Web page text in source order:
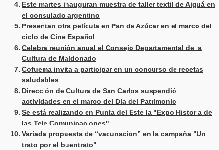
Este martes inauguran muestra de taller textil de Aiguá en
el consulado argentino
Presentan otra película en Pan de Azúcar en el marco del
ciclo de Cine Español
Celebra reunión anual el Consejo Departamental de la
Cultura de Maldonado
Cofuema invita a participar en un concurso de recetas
saludables
Dirección de Cultura de San Carlos suspendió
actividades en el marco del Día del Patrimonio
Se está realizando en Punta del Este la "Expo Historia de
las Tele Comunicaciones"
Variada propuesta de “vacunación” en la campaña "Un
trato por el buentrato"